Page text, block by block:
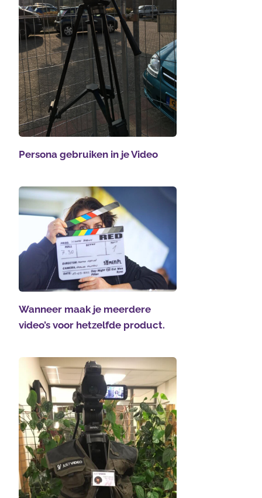
Persona gebruiken in je Video
Wanneer maak je meerdere
video’s voor hetzelfde product.